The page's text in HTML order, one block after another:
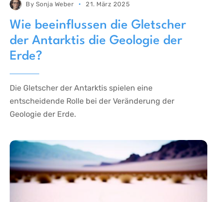
By Sonja Weber 21. März 2025
Wie beeinflussen die Gletscher
der Antarktis die Geologie der
Erde?
Die Gletscher der Antarktis spielen eine
entscheidende Rolle bei der Veränderung der
Geologie der Erde.